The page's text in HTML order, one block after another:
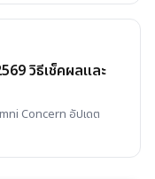
วิธีเช็คผลและ
Concern อัปเดต